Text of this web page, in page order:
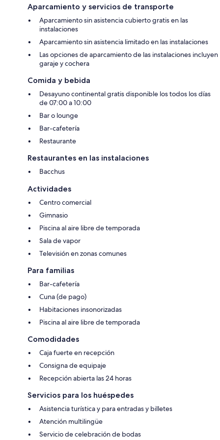
Aparcamiento y servicios de transporte
Aparcamiento sin asistencia cubierto gratis en las
instalaciones
Aparcamiento sin asistencia limitado en las instalaciones
Las opciones de aparcamiento de las instalaciones incluyen
garaje y cochera
Comida y bebida
Desayuno continental gratis disponible los todos los días
de 07:00 a 10:00
Bar o lounge
Bar-cafetería
Restaurante
Restaurantes en las instalaciones
Bacchus
Actividades
Centro comercial
Gimnasio
Piscina al aire libre de temporada
Sala de vapor
Televisión en zonas comunes
Para familias
Bar-cafetería
Cuna (de pago)
Habitaciones insonorizadas
Piscina al aire libre de temporada
Comodidades
Caja fuerte en recepción
Consigna de equipaje
Recepción abierta las 24 horas
Servicios para los huéspedes
Asistencia turística y para entradas y billetes
Atención multilingüe
Servicio de celebración de bodas